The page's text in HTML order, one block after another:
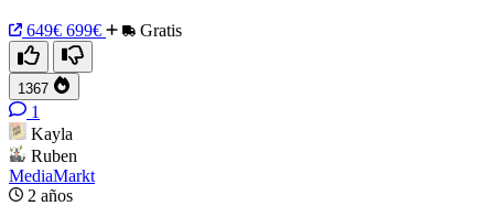
649€ 699€ Gratis
1367
1
Kayla
Ruben
MediaMarkt
2 años